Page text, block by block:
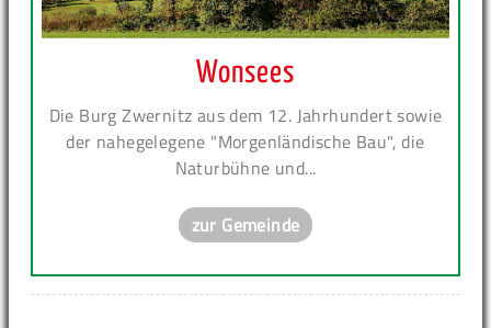
Wonsees
Die Burg Zwernitz aus dem 12. Jahrhundert sowie
der nahegelegene "Morgenländische Bau", die
Naturbühne und...
zur Gemeinde